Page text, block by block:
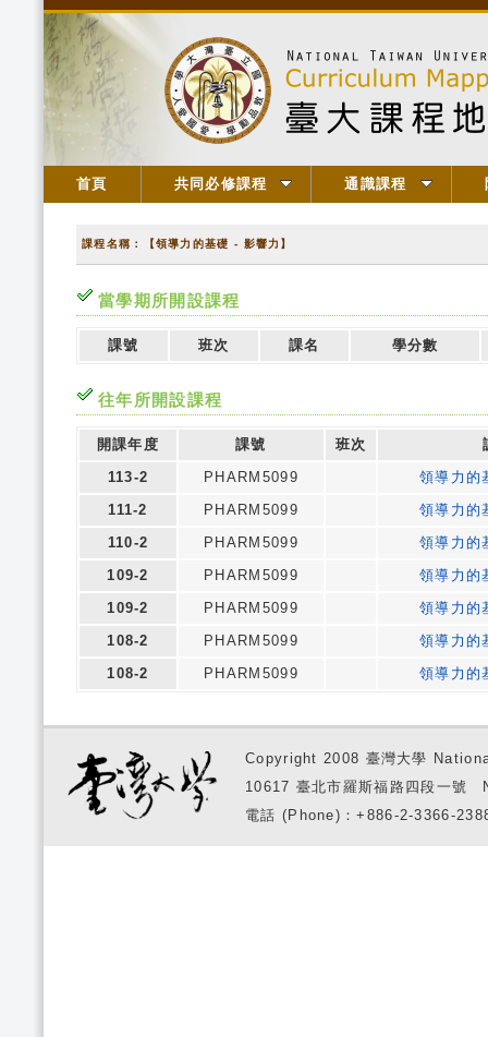
首頁 共同必修課程 通識課程
課程名稱：【領導力的基礎 - 影響力】
當學期所開設課程
課號 班次 課名 學分數
往年所開設課程
開課年度 課號 班次
113-2
PHARM5099
領導力的
111-2
PHARM5099
領導力的
110-2
PHARM5099
領導力的
109-2
PHARM5099
領導力的
109-2
PHARM5099
領導力的
108-2
PHARM5099
領導力的
108-2
PHARM5099 領導力的
Copyright 2008 臺灣大學
10617 臺北市羅斯福路四段一
電話 (Phone)：+886-2-3366-